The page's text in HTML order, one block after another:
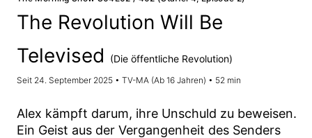
The Revolution Will Be
Televised
(Die öffentliche Revolution)
Seit 24. September 2025 • TV-MA (Ab 16 Jahren) • 52 min
Alex kämpft darum, ihre Unschuld zu beweisen.
Ein Geist aus der Vergangenheit des Senders